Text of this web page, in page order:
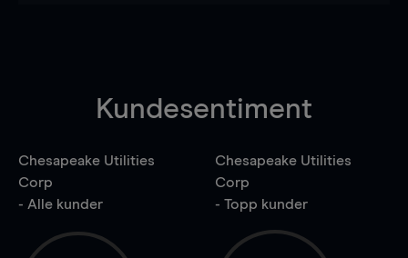
Kundesentiment
Chesapeake Utilities
Corp
- Alle kunder
Chesapeake Utilities
Corp
- Topp kunder